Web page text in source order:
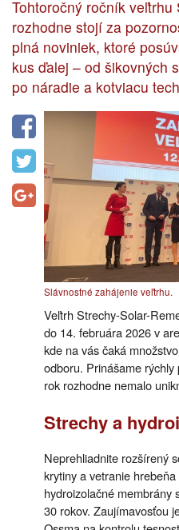
Tohtoročný ročník
rozhodne stojí za
plná noviniek, ktoré
kus ďalej – od šikovných
po náradie a kotviacu
Slávnostné zahájenie veľtrhu.
Veľtrh Strechy-Solar-
do 14. februára 2026 v
kde na vás čaká
odboru. Prinášame
rok rozhodne nemalo
Strechy a
Neprehliadnite rozšírený
krytiny a vetranie
hydroizolačné membrány
30 rokov. Zaujímavosťou